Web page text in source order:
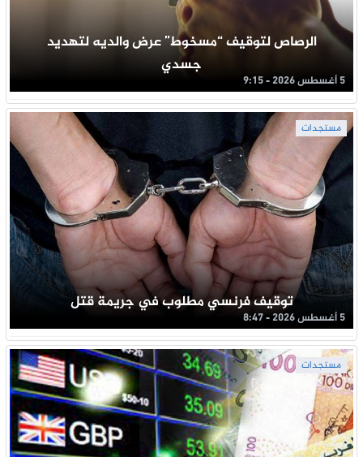
الرصاص لتوقيف “مسخوط” عرض والديه لتهديد
جسدي
5 أغسطس 2026 - 9:15
مستجدات
توقيف فرنسي مطلوب في جريمة قتل
5 أغسطس 2026 - 8:47
مستجدات